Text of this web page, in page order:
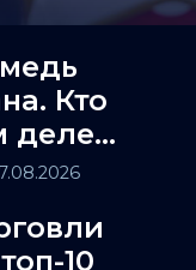
Кто
деле
10